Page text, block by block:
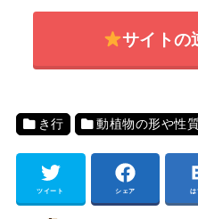
サイトの
き行 動植物の形や性
ツイート シェア は